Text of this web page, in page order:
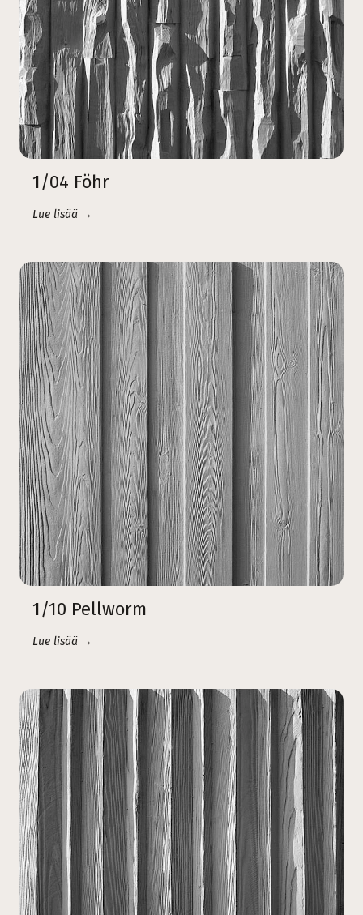
1/04 Föhr
Lue lisää →
1/10 Pellworm
Lue lisää →